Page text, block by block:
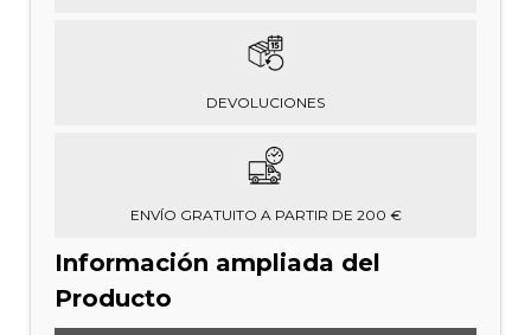
DEVOLUCIONES
ENVÍO GRATUITO A PARTIR DE 200 €
Información ampliada del
Producto